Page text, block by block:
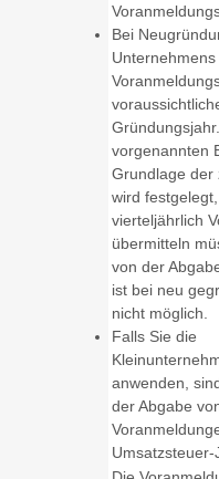
Bei
vorgenannten
Grundlage der
wird
vierteljährlich
übermitteln
von der
ist bei neu
nicht möglich.
Falls Sie die
anwenden,
der Abgabe
Umsatzsteuer-